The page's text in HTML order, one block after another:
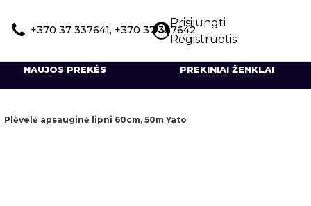
Prisijungti
Registruotis
+370 37 337641, +370 37 337642
NAUJOS PREKĖS PREKINIAI ŽENKLAI
Plėvelė apsauginė lipni 60cm, 50m Yato